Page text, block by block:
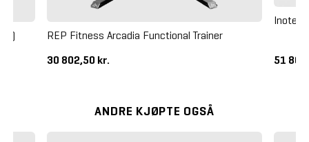
REP Fitness Arcadia Functional Trainer
30 802,50 kr.
Inotec
51
ANDRE KJØPTE OGSÅ